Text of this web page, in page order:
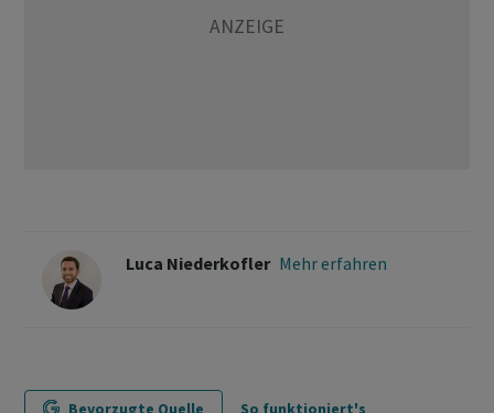
Luca Niederkofler Mehr erfahren